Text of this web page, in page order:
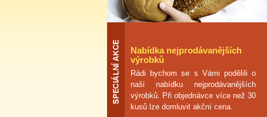
Nabídka nejprodávanějších
výrobků
Rádi bychom se s Vámi podělili o
naši nabídku nejprodávanějších
výrobků. Při objednávce více než 30
kusů lze domluvit akční cena.